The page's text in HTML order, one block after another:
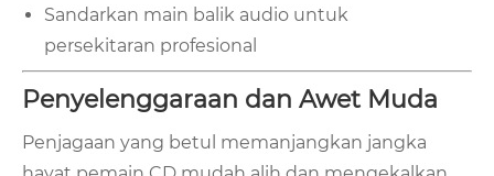
Sandarkan main balik audio untuk
persekitaran profesional
Penyelenggaraan dan Awet Muda
Penjagaan yang betul memanjangkan jangka